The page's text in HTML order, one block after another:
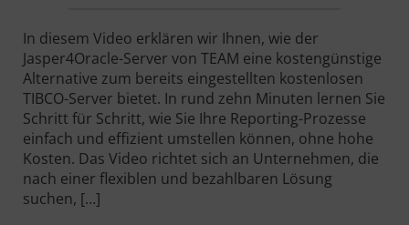
In diesem Video erklären wir Ihnen, wie der
Jasper4Oracle-Server von TEAM eine kostengünstige
Alternative zum bereits eingestellten kostenlosen
TIBCO-Server bietet. In rund zehn Minuten lernen Sie
Schritt für Schritt, wie Sie Ihre Reporting-Prozesse
einfach und effizient umstellen können, ohne hohe
Kosten. Das Video richtet sich an Unternehmen, die
nach einer flexiblen und bezahlbaren Lösung
suchen, […]